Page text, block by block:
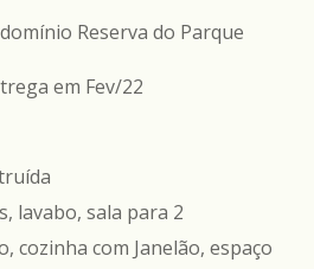
Reserva do Parque
em Fev/22
lavabo, sala para 2
cozinha com Janelão, espaço